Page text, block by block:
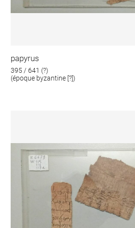
papyrus
395 / 641 (?)
(époque byzantine [?])